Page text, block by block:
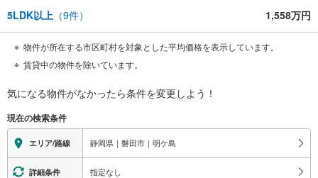
5LDK以上 （9件） 1,558万円
物件が所在する市区町村を対象とした平均価格を表示しています。
賃貸中の物件を除いています。
気になる物件がなかったら条件を変更しよう！
現在の検索条件
エリア/路線 静岡県｜磐田市｜明ケ島
詳細条件 指定なし